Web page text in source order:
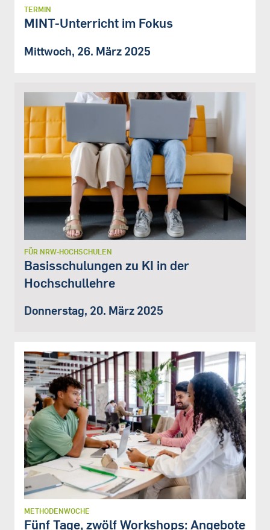
TERMIN
MINT-Unterricht im Fokus
Mittwoch, 26. März 2025
FÜR NRW-HOCHSCHULEN
Basisschulungen zu KI in der
Hochschullehre
Donnerstag, 20. März 2025
METHODENWOCHE
Fünf Tage, zwölf Workshops: Angebote